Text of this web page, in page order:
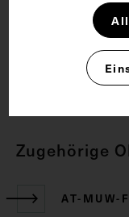
CC BY-NC-SA 4.0
Zugehörige
AT-MUW-